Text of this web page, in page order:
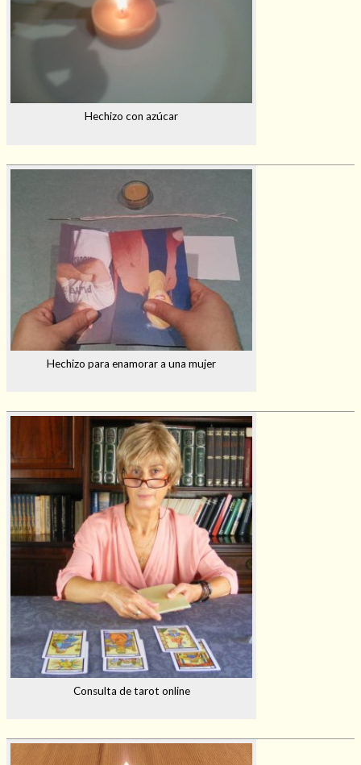
Hechizo con azúcar
Hechizo para enamorar a una mujer
Consulta de tarot online